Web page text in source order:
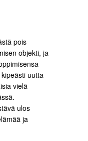
pois
objekti, ja
uutta
vielä
ulos
ja